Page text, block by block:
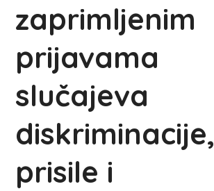
zaprimljenim
prijavama
slučajeva
diskriminacije,
prisile i